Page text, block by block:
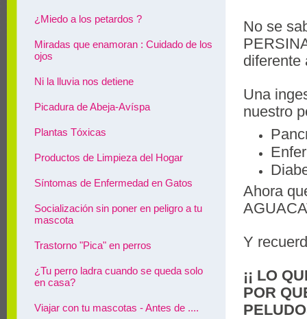
No se
Una
nuestro
Ahora
Y
¡¡ LO
POR
¿Miedo a los petardos ?
Miradas que enamoran : Cuidado de los
ojos
Ni la lluvia nos detiene
Picadura de Abeja-Avíspa
Plantas Tóxicas
Productos de Limpieza del Hogar
Síntomas de Enfermedad en Gatos
Socialización sin poner en peligro a tu
mascota
Trastorno "Pica" en perros
¿Tu perro ladra cuando se queda solo
en casa?
Viajar con tu mascotas - Antes de ....